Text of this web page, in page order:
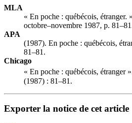
MLA
« En poche : québécois, étranger. »
octobre–novembre 1987, p.
APA
(1987). En poche : québécois,
81–81.
Chicago
« En poche : québécois, étranger
(1987) : 81–81.
Exporter la notice de cet article